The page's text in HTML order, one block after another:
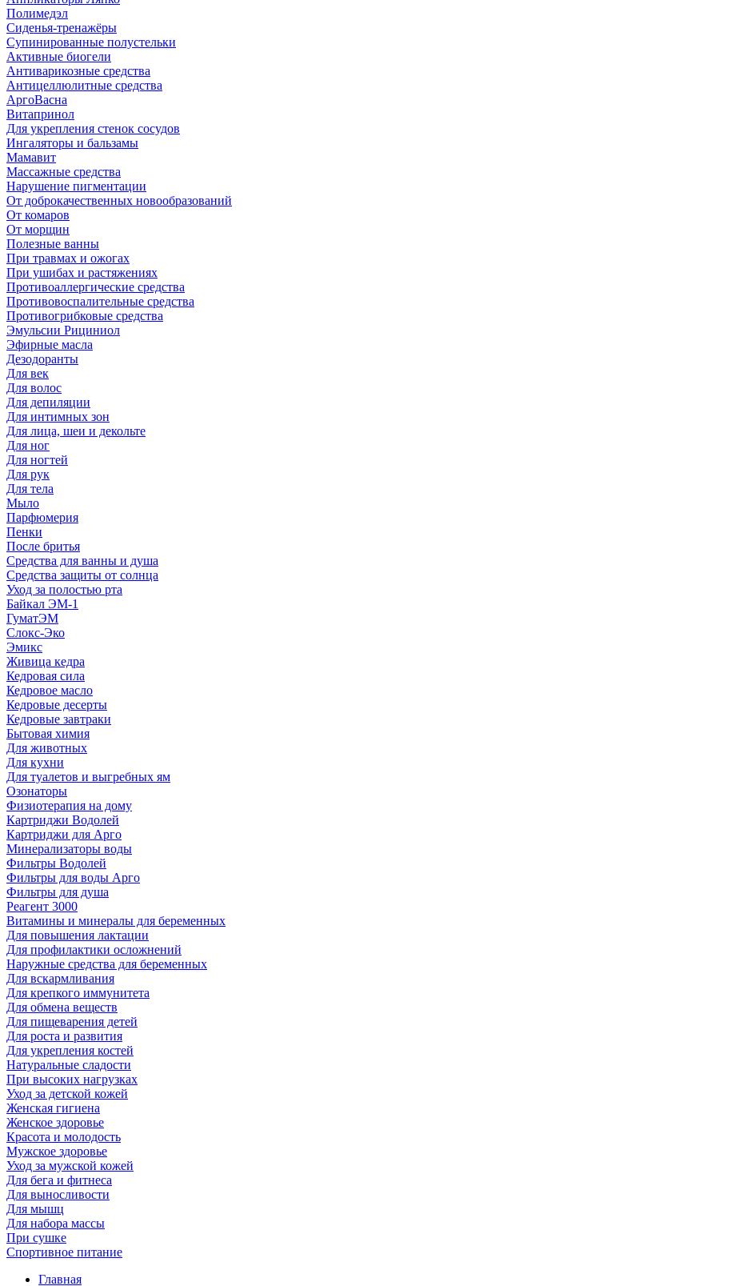
Полимедэл
Сиденья-тренажёры
Супинированные полустельки
Активные биогели
Антиварикозные средства
Антицеллюлитные средства
АргоВасна
Витапринол
Для укрепления стенок сосудов
Ингаляторы и бальзамы
Мамавит
Массажные средства
Нарушение пигментации
От доброкачественных новообразований
От комаров
От морщин
Полезные ванны
При травмах и ожогах
При ушибах и растяжениях
Противоаллергические средства
Противовоспалительные средства
Противогрибковые средства
Эмульсии Рициниол
Эфирные масла
Дезодоранты
Для век
Для волос
Для депиляции
Для интимных зон
Для лица, шеи и декольте
Для ног
Для ногтей
Для рук
Для тела
Мыло
Парфюмерия
Пенки
После бритья
Средства для ванны и душа
Средства защиты от солнца
Уход за полостью рта
Байкал ЭМ-1
ГуматЭМ
Слокс-Эко
Эмикс
Живица кедра
Кедровая сила
Кедровое масло
Кедровые десерты
Кедровые завтраки
Бытовая химия
Для животных
Для кухни
Для туалетов и выгребных ям
Озонаторы
Физиотерапия на дому
Картриджи Водолей
Картриджи для Арго
Минерализаторы воды
Фильтры Водолей
Фильтры для воды Арго
Фильтры для душа
Реагент 3000
Витамины и минералы для беременных
Для повышения лактации
Для профилактики осложнений
Наружные средства для беременных
Для вскармливания
Для крепкого иммунитета
Для обмена веществ
Для пищеварения детей
Для роста и развития
Для укрепления костей
Натуральные сладости
При высоких нагрузках
Уход за детской кожей
Женская гигиена
Женское здоровье
Красота и молодость
Мужское здоровье
Уход за мужской кожей
Для бега и фитнеса
Для выносливости
Для мышц
Для набора массы
При сушке
Спортивное питание
Главная